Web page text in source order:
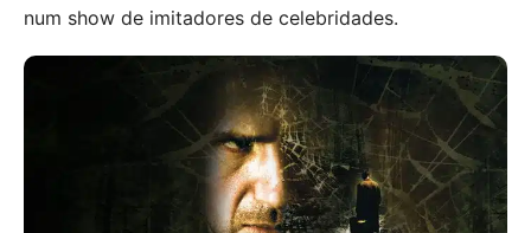
num show de imitadores de celebridades.